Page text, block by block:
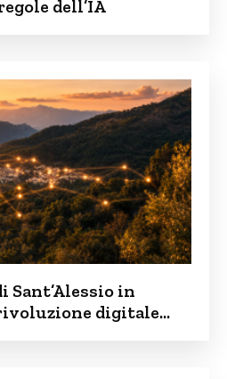
dell’IA
Sant’Alessio in
digitale